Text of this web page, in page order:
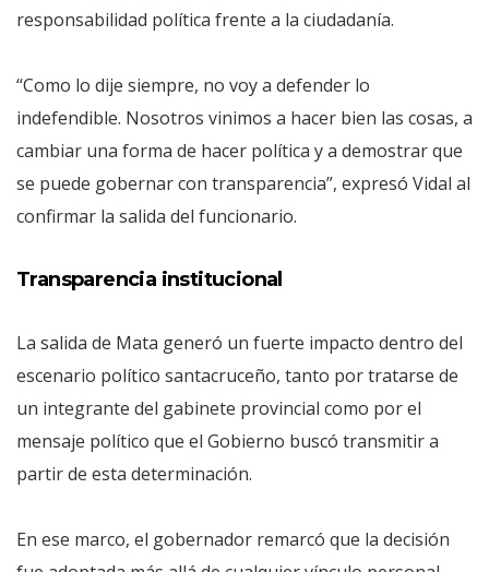
responsabilidad política frente a la ciudadanía.
“Como lo dije siempre, no voy a defender lo
indefendible. Nosotros vinimos a hacer bien las cosas, a
cambiar una forma de hacer política y a demostrar que
se puede gobernar con transparencia”, expresó Vidal al
confirmar la salida del funcionario.
Transparencia institucional
La salida de Mata generó un fuerte impacto dentro del
escenario político santacruceño, tanto por tratarse de
un integrante del gabinete provincial como por el
mensaje político que el Gobierno buscó transmitir a
partir de esta determinación.
En ese marco, el gobernador remarcó que la decisión